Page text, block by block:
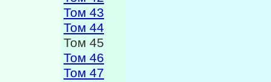
Том 43
Том 44
Том 45
Том 46
Том 47